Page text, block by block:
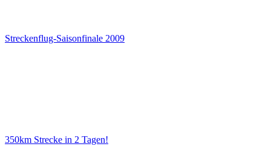
Streckenflug-Saisonfinale 2009
350km Strecke in 2 Tagen!